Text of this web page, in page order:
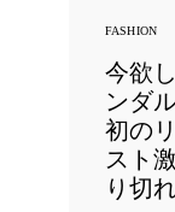
FASHION
今欲
ンダ
初の
スト
り切